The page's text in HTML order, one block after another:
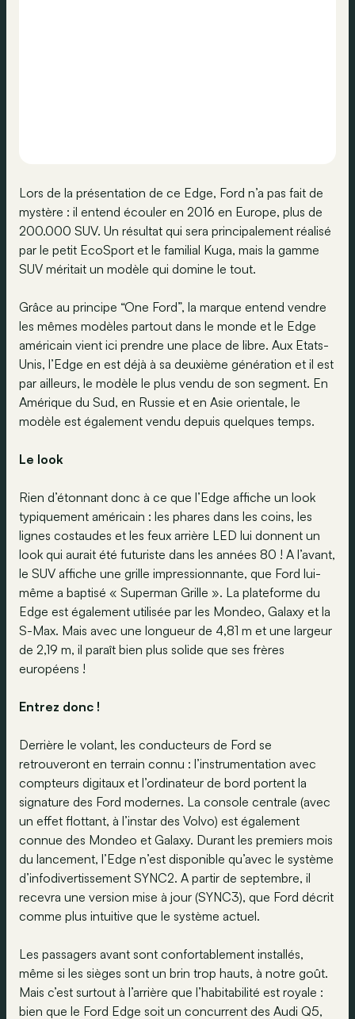
Lors de la présentation de ce Edge, Ford n’a pas fait de
mystère : il entend écouler en 2016 en Europe, plus de
200.000 SUV. Un résultat qui sera principalement réalisé
par le petit EcoSport et le familial Kuga, mais la gamme
SUV méritait un modèle qui domine le tout.
Grâce au principe “One Ford”, la marque entend vendre
les mêmes modèles partout dans le monde et le Edge
américain vient ici prendre une place de libre. Aux Etats-
Unis, l’Edge en est déjà à sa deuxième génération et il est
par ailleurs, le modèle le plus vendu de son segment. En
Amérique du Sud, en Russie et en Asie orientale, le
modèle est également vendu depuis quelques temps.
Le look
Rien d’étonnant donc à ce que l’Edge affiche un look
typiquement américain : les phares dans les coins, les
lignes costaudes et les feux arrière LED lui donnent un
look qui aurait été futuriste dans les années 80 ! A l’avant,
le SUV affiche une grille impressionnante, que Ford lui-
même a baptisé « Superman Grille ». La plateforme du
Edge est également utilisée par les Mondeo, Galaxy et la
S-Max. Mais avec une longueur de 4,81 m et une largeur
de 2,19 m, il paraît bien plus solide que ses frères
européens !
Entrez donc !
Derrière le volant, les conducteurs de Ford se
retrouveront en terrain connu : l’instrumentation avec
compteurs digitaux et l’ordinateur de bord portent la
signature des Ford modernes. La console centrale (avec
un effet flottant, à l’instar des Volvo) est également
connue des Mondeo et Galaxy. Durant les premiers mois
du lancement, l’Edge n’est disponible qu’avec le système
d’infodivertissement SYNC2. A partir de septembre, il
recevra une version mise à jour (SYNC3), que Ford décrit
comme plus intuitive que le système actuel.
Les passagers avant sont confortablement installés,
même si les sièges sont un brin trop hauts, à notre goût.
Mais c’est surtout à l’arrière que l’habitabilité est royale :
bien que le Ford Edge soit un concurrent des Audi Q5,